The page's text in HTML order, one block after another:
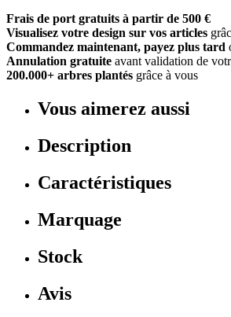
Frais de port gratuits à partir de 500 €
Visualisez votre design sur vos articles
Commandez maintenant, payez plus tard
Annulation gratuite avant validation de
200.000+ arbres plantés grâce à vous
Vous aimerez aussi
Description
Caractéristiques
Marquage
Stock
Avis